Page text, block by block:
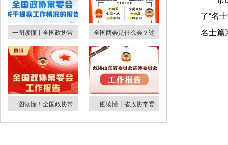
一图读懂丨全国政协常 全国两会是什么会？这
一图读懂！全国政协常 一图读懂丨省政协常委
了“名
名士篇